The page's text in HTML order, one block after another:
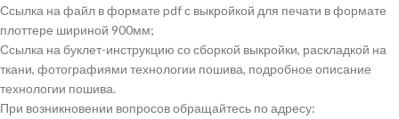
Ссылка на файл в формате pdf с выкройкой для печати в формате
плоттере шириной 900мм;
Ссылка на буклет-инструкцию со сборкой выкройки, раскладкой на
ткани, фотографиями технологии пошива, подробное описание
технологии пошива.
При возникновении вопросов обращайтесь по адресу: